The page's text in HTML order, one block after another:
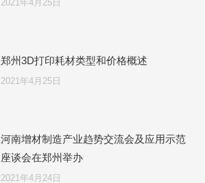
2021年4月25日
郑州3D打印耗材类型和价格概述
2021年4月25日
河南增材制造产业趋势交流会及应用示范
座谈会在郑州举办
2021年4月24日